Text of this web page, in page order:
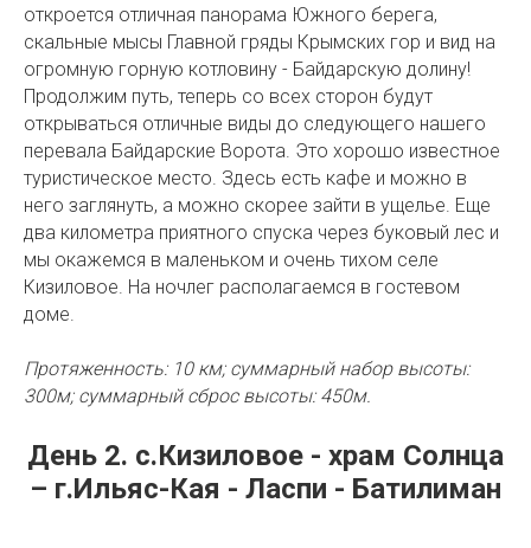
откроется отличная панорама Южного берега,
скальные мысы Главной гряды Крымских гор и вид на
огромную горную котловину - Байдарскую долину!
Продолжим путь, теперь со всех сторон будут
открываться отличные виды до следующего нашего
перевала Байдарские Ворота. Это хорошо известное
туристическое место. Здесь есть кафе и можно в
него заглянуть, а можно скорее зайти в ущелье. Еще
два километра приятного спуска через буковый лес и
мы окажемся в маленьком и очень тихом селе
Кизиловое. На ночлег располагаемся в гостевом
доме.
Протяженность: 10 км; суммарный набор высоты:
300м; суммарный сброс высоты: 450м.
День 2. с.Кизиловое - храм Солнца
– г.Ильяс-Кая - Ласпи - Батилиман